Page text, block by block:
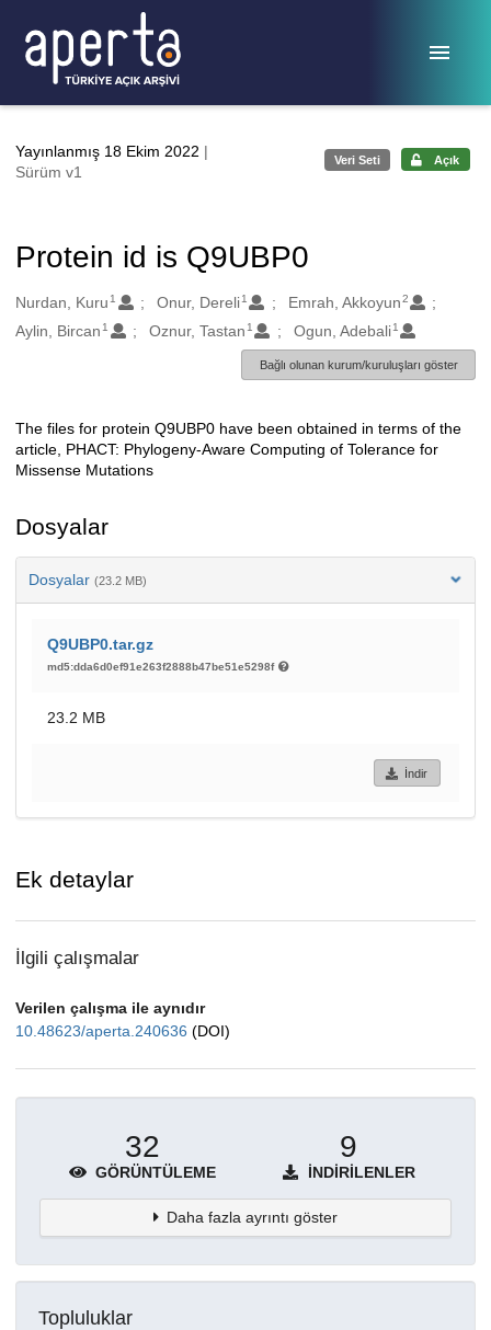
Yayınlanmış 18 Ekim 2022 |
Sürüm v1
Veri Seti Açık
Protein id is Q9UBP0
Oluşturanlar
Nurdan, Kuru 1 Onur, Dereli 1 Emrah, Akkoyun2
Aylin, Bircan 1 Oznur, Tastan 1 Ogun, Adebali 1
Bağlı olunan kurum/kuruluşları göster
Açıklama
The files for protein Q9UBP0 have been obtained in terms of the
article, PHACT: Phylogeny-Aware Computing of Tolerance for
Missense Mutations
Dosyalar
Dosyalar (23.2 MB)
Q9UBP0.tar.gz
md5:dda6d0ef91e263f2888b47be51e5298f
23.2 MB
İndir
Ek detaylar
İlgili çalışmalar
Verilen çalışma ile aynıdır
10.48623/aperta.240636 (DOI)
32
GÖRÜNTÜLEME
9
İNDIRILENLER
Daha fazla ayrıntı göster
Topluluklar